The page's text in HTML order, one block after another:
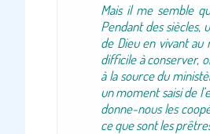
Mais il me semble
Pendant des siècles,
de Dieu en vivant
difficile à conserver,
à la source du
un moment saisi de
donne-nous les
ce que sont les